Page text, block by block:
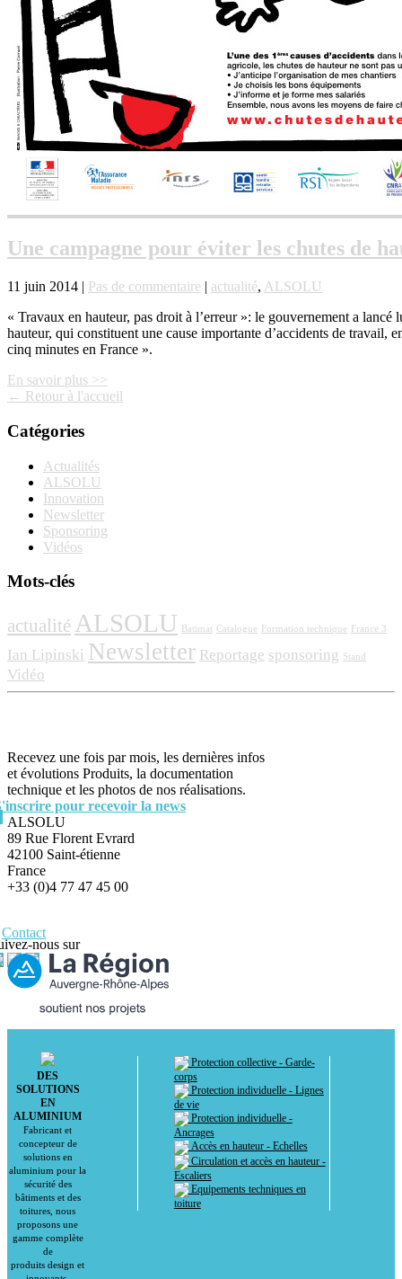
Une campagne pour éviter les chutes de
11 juin 2014 | Pas de commentaire | actualité, ALSOLU
« Travaux en hauteur, pas droit à l’erreur »: le gouvernement a
hauteur, qui constituent une cause importante d’accidents de travail,
cinq minutes en France ».
En savoir plus >>
← Retour à l'accueil
Catégories
Actualités
ALSOLU
Innovation
Newsletter
Sponsoring
Vidéos
Mots-clés
actualité ALSOLU Batimat Catalogue Formation technique France 3
Ian Lipinski Newsletter Reportage sponsoring Stand
Vidéo
Recevez une fois par mois, les dernières infos
et évolutions Produits, la documentation
technique et les photos de nos réalisations.
pour recevoir la news
ALSOLU
89 Rue Florent Evrard
42100 Saint-étienne
France
+33 (0)4 77 47 45 00
Contact
nous sur
DES
SOLUTIONS
EN
ALUMINIUM
Fabricant et
concepteur de
solutions en
aluminium pour la
sécurité des
bâtiments et des
toitures, nous
proposons une
gamme complète
de
produits design et
Protection collective - Garde-
corps
Protection individuelle - Lignes
de vie
Protection individuelle -
Ancrages
Accès en hauteur - Echelles
Circulation et accès en hauteur -
Escaliers
Equipements techniques en
toiture